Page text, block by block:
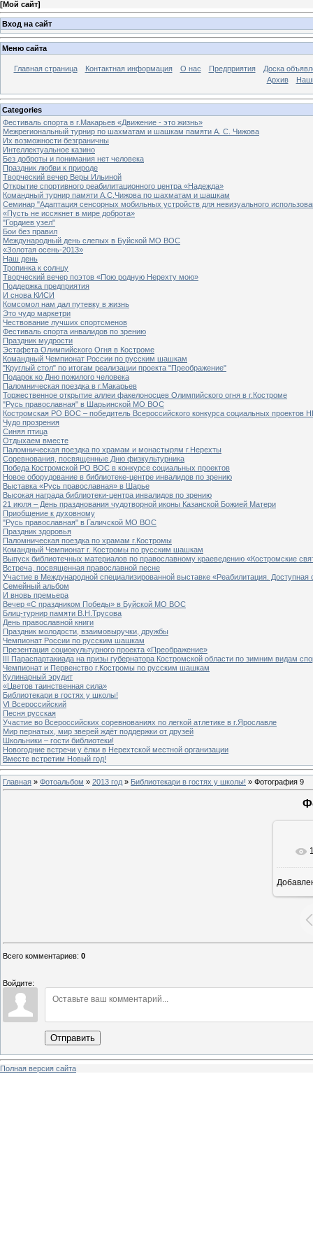
[Мой сайт]
Вход на сайт
Меню сайта
Главная страница Контактная информация О нас Предприятия
Доска
Архив
Categories
Фестиваль спорта в г.Макарьев «Движение - это жизнь»
Межрегиональный турнир по шахматам и шашкам памяти А. С. Чижова
Их возможности безграничны
Интеллектуальное казино
Без доброты и понимания нет человека
Праздник любви к природе
Творческий вечер Веры Ильиной
Открытие спортивного реабилитационного центра «Надежда»
Командный турнир памяти А.С.Чижова по шахматам и шашкам
Семинар "Адаптация сенсорных мобильных устройств для невизуального
«Пусть не иссякнет в мире доброта»
"Гордиев узел"
Бои без правил
Международный день слепых в Буйской МО ВОС
«Золотая осень-2013»
Наш день
Тропинка к солнцу
Творческий вечер поэтов «Пою родную Нерехту мою»
Поддержка предприятия
И снова КИСИ
Комсомол нам дал путевку в жизнь
Это чудо маркетри
Чествование лучших спортсменов
Фестиваль спорта инвалидов по зрению
Праздник мудрости
Эстафета Олимпийского Огня в Костроме
Командный Чемпионат России по русским шашкам
"Круглый стол" по итогам реализации проекта "Преображение"
Подарок ко Дню пожилого человека
Паломническая поездка в г.Макарьев
Торжественное открытие аллеи факелоносцев Олимпийского огня в г.Костроме
"Русь православная" в Шарьинской МО ВОС
Костромская РО ВОС – победитель Всероссийского конкурса социальных проектов
Чудо прозрения
Синяя птица
Отдыхаем вместе
Паломническая поездка по храмам и монастырям г.Нерехты
Соревнования, посвященные Дню физкультурника
Победа Костромской РО ВОС в конкурсе социальных проектов
Новое оборудование в библиотеке-центре инвалидов по зрению
Выставка «Русь православная» в Шарье
Высокая награда библиотеки-центра инвалидов по зрению
21 июля – День празднования чудотворной иконы Казанской Божией Матери
Приобщение к духовному
"Русь православная" в Галичской МО ВОС
Праздник здоровья
Паломническая поездка по храмам г.Костромы
Командный Чемпионат г. Костромы по русским шашкам
Выпуск библиотечных материалов по православному краеведению «Костромские
Встреча, посвященная православной песне
Участие в Международной специализированной выставке «Реабилитация. Доступная
Семейный альбом
И вновь премьера
Вечер «С праздником Победы» в Буйской МО ВОС
Блиц-турнир памяти В.Н.Трусова
День православной книги
Праздник молодости, взаимовыручки, дружбы
Чемпионат России по русским шашкам
Презентация социокультурного проекта «Преображение»
III Параспартакиада на призы губернатора Костромской области по зимним видам
Чемпионат и Первенство г.Костромы по русским шашкам
Кулинарный эрудит
«Цветов таинственная сила»
Библиотекари в гостях у школы!
VI Всероссийский
Песня русская
Участие во Всероссийских соревнованиях по легкой атлетике в г.Ярославле
Мир пернатых, мир зверей ждёт поддержки от друзей
Школьники – гости библиотеки!
Новогодние встречи у ёлки в Нерехтской местной организации
Вместе встретим Новый год!
Главная » Фотоальбом » 2013 год » Библиотекари в гостях у школы! » Фотография 9
Всего комментариев: 0
Войдите:
Отправить
Полная версия сайта